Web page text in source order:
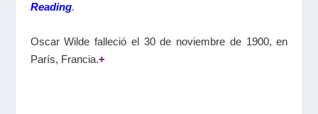
Reading.
Oscar Wilde falleció el 30 de noviembre de 1900, en
París, Francia.+